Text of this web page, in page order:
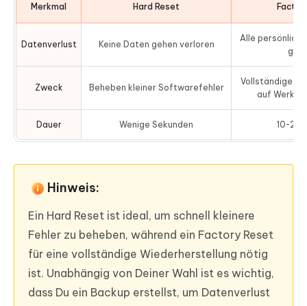
Merkmal Hard Reset
Datenverlust Keine Daten gehen verloren
Alle
Zweck Beheben kleiner Softwarefehler
Vollständige
auf
Dauer Wenige Sekunden 10-20
Hinweis:
Ein Hard Reset ist ideal, um schnell kleinere
Fehler zu beheben, während ein Factory Reset
für eine vollständige Wiederherstellung nötig
ist. Unabhängig von Deiner Wahl ist es wichtig,
dass Du ein Backup erstellst, um Datenverlust